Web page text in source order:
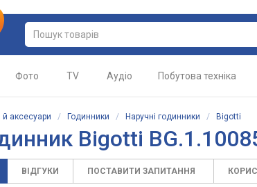
Фото TV Аудіо Побутова техніка
й аксесуари / Годинники / Наручні годинники / Bigotti
Bigotti
ВІДГУКИ ПОСТАВИТИ ЗАПИТАННЯ